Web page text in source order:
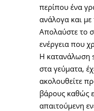
περίπου ένα
ανάλογα και
Απολαύστε το
ενέργεια που
Η κατανάλωση
στα γεύματα,
ακολουθείτε
βάρους καθώς
απαιτούμενη